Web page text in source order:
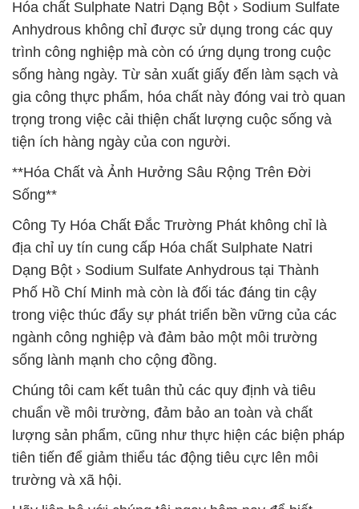
Hóa chất Sulphate Natri Dạng Bột › Sodium Sulfate
Anhydrous không chỉ được sử dụng trong các quy
trình công nghiệp mà còn có ứng dụng trong cuộc
sống hàng ngày. Từ sản xuất giấy đến làm sạch và
gia công thực phẩm, hóa chất này đóng vai trò quan
trọng trong việc cải thiện chất lượng cuộc sống và
tiện ích hàng ngày của con người.
**Hóa Chất và Ảnh Hưởng Sâu Rộng Trên Đời
Sống**
Công Ty Hóa Chất Đắc Trường Phát không chỉ là
địa chỉ uy tín cung cấp Hóa chất Sulphate Natri
Dạng Bột › Sodium Sulfate Anhydrous tại Thành
Phố Hồ Chí Minh mà còn là đối tác đáng tin cậy
trong việc thúc đẩy sự phát triển bền vững của các
ngành công nghiệp và đảm bảo một môi trường
sống lành mạnh cho cộng đồng.
Chúng tôi cam kết tuân thủ các quy định và tiêu
chuẩn về môi trường, đảm bảo an toàn và chất
lượng sản phẩm, cũng như thực hiện các biện pháp
tiên tiến để giảm thiểu tác động tiêu cực lên môi
trường và xã hội.